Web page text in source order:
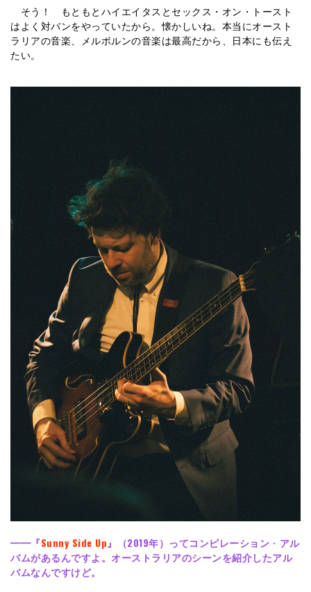
そう！ もともとハイエイタスとセックス・オン・トースト
はよく対バンをやっていたから。懐かしいね。本当にオースト
ラリアの音楽、メルボルンの音楽は最高だから、日本にも伝え
たい。
━━『Sunny Side Up』（2019年）ってコンピレーション ・ アル
バムがあるんですよ。オーストラリアのシーンを紹介したアル
バムなんですけど。